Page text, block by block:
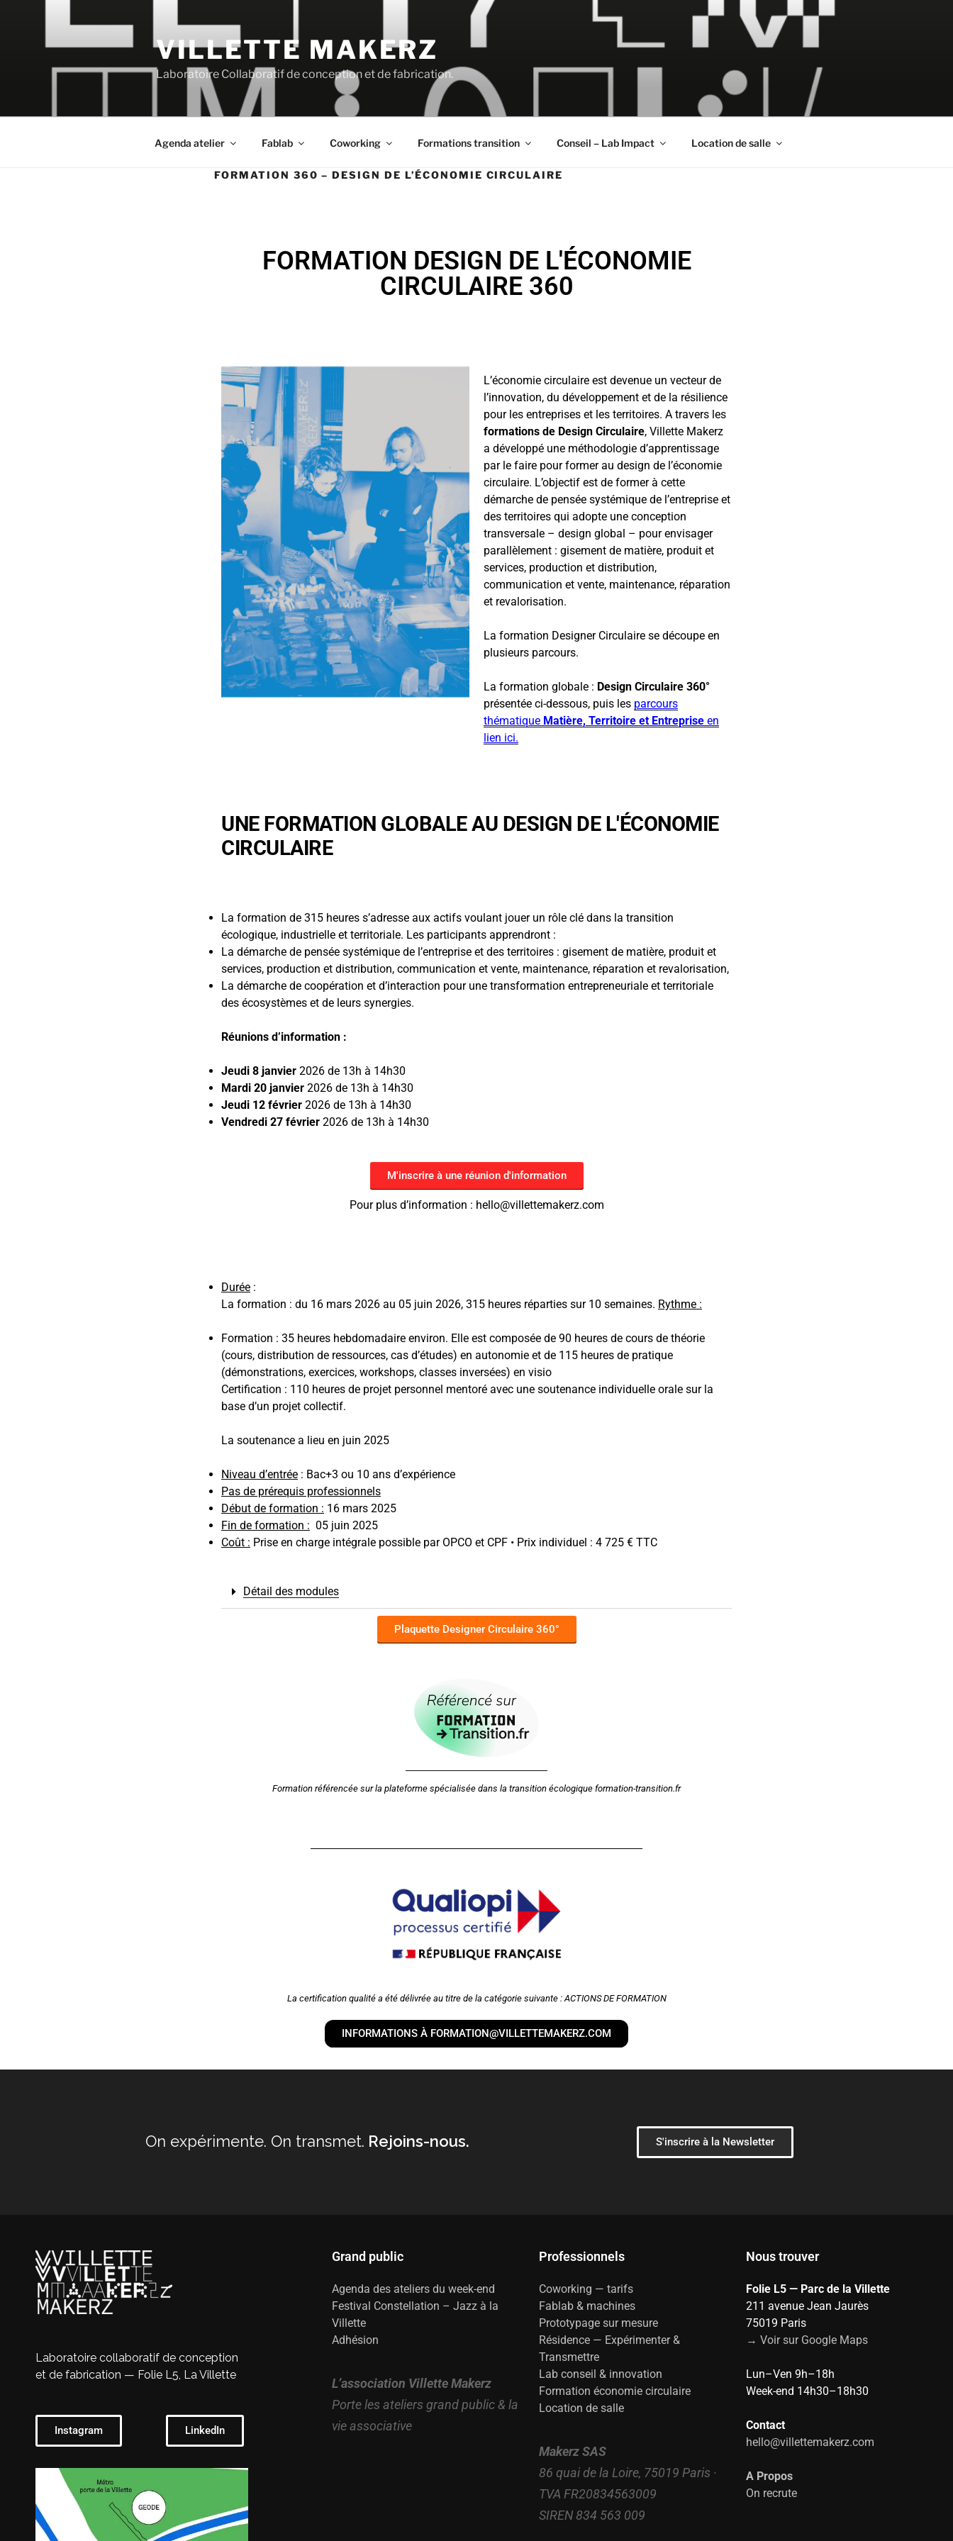
VILLETTE MAKERZ
Laboratoire Collaboratif de conception et de fabrication.
Agenda atelier Fablab Coworking Formations transition Conseil – Lab Impact Location de salle
FORMATION 360 – DESIGN DE L’ÉCONOMIE CIRCULAIRE
FORMATION DESIGN DE L'ÉCONOMIE
CIRCULAIRE 360
L’économie circulaire est devenue un vecteur de
l’innovation, du développement et de la résilience
pour les entreprises et les territoires. A travers les
formations de Design Circulaire, Villette Makerz
a développé une méthodologie d’apprentissage
par le faire pour former au design de l’économie
circulaire. L’objectif est de former à cette
démarche de pensée systémique de l’entreprise et
des territoires qui adopte une conception
transversale – design global – pour envisager
parallèlement : gisement de matière, produit et
services, production et distribution,
communication et vente, maintenance, réparation
et revalorisation.
La formation Designer Circulaire se découpe en
plusieurs parcours.
La formation globale : Design Circulaire 360°
présentée ci-dessous, puis les parcours
thématique Matière, Territoire et Entreprise en
lien ici.
UNE FORMATION GLOBALE AU DESIGN DE L'ÉCONOMIE
CIRCULAIRE
La formation de 315 heures s’adresse aux actifs voulant jouer un rôle clé dans la transition
écologique, industrielle et territoriale. Les participants apprendront :
La démarche de pensée systémique de l’entreprise et des territoires : gisement de matière, produit et
services, production et distribution, communication et vente, maintenance, réparation et revalorisation,
La démarche de coopération et d’interaction pour une transformation entrepreneuriale et territoriale
des écosystèmes et de leurs synergies.
Réunions d’information :
Jeudi 8 janvier 2026 de 13h à 14h30
Mardi 20 janvier 2026 de 13h à 14h30
Jeudi 12 février 2026 de 13h à 14h30
Vendredi 27 février 2026 de 13h à 14h30
M'inscrire à une réunion d'information
Pour plus d’information : hello@villettemakerz.com
Durée :
La formation : du 16 mars 2026 au 05 juin 2026, 315 heures réparties sur 10 semaines. Rythme :
Formation : 35 heures hebdomadaire environ. Elle est composée de 90 heures de cours de théorie
(cours, distribution de ressources, cas d’études) en autonomie et de 115 heures de pratique
(démonstrations, exercices, workshops, classes inversées) en visio
Certification : 110 heures de projet personnel mentoré avec une soutenance individuelle orale sur la
base d’un projet collectif.
La soutenance a lieu en juin 2025
Niveau d’entrée : Bac+3 ou 10 ans d’expérience
Pas de prérequis professionnels
Début de formation : 16 mars 2025
Fin de formation : 05 juin 2025
Coût : Prise en charge intégrale possible par OPCO et CPF • Prix individuel : 4 725 € TTC
Détail des modules
Plaquette Designer Circulaire 360°
Formation référencée sur la plateforme spécialisée dans la transition écologique formation-transition.fr
La certification qualité a été délivrée au titre de la catégorie suivante : ACTIONS DE FORMATION
INFORMATIONS À FORMATION@VILLETTEMAKERZ.COM
On expérimente. On transmet. Rejoins-nous. S'inscrire à la Newsletter
Laboratoire collaboratif de conception
et de fabrication — Folie L5, La Villette
Instagram LinkedIn
Grand public
Agenda des ateliers du week-end
Festival Constellation – Jazz à la
Villette
Adhésion
L’association Villette Makerz
Porte les ateliers grand public & la
vie associative
Professionnels
Coworking — tarifs
Fablab & machines
Prototypage sur mesure
Résidence — Expérimenter &
Transmettre
Lab conseil & innovation
Formation économie circulaire
Location de salle
Makerz SAS
86 quai de la Loire, 75019 Paris ·
TVA FR20834563009
SIREN 834 563 009
Nous trouver
Folie L5 — Parc de la Villette
211 avenue Jean Jaurès
75019 Paris
→ Voir sur Google Maps
Lun–Ven 9h–18h
Week-end 14h30–18h30
Contact
hello@villettemakerz.com
A Propos
On recrute